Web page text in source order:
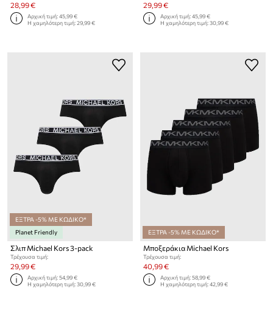
28,99 €
Αρχική τιμή:45,99 €
Η χαμηλότερη τιμή:29,99 €
29,99 €
Αρχική τιμή:45,99 €
Η χαμηλότερη τιμή:30,99 €
ΕΞΤΡΑ -5% ΜΕ ΚΩΔΙΚΟ*
Planet Friendly
Σλιπ Michael Kors 3-pack
Τρέχουσα τιμή:
29,99 €
Αρχική τιμή:54,99 €
Η χαμηλότερη τιμή:30,99 €
ΕΞΤΡΑ -5% ΜΕ ΚΩΔΙΚΟ*
Μποξεράκια Michael Kors
Τρέχουσα τιμή:
40,99 €
Αρχική τιμή:58,99 €
Η χαμηλότερη τιμή:42,99 €